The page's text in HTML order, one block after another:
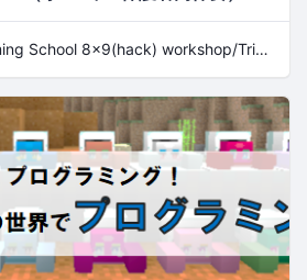
Kids Programming School 8x9(hack) workshop/Trial Lesson